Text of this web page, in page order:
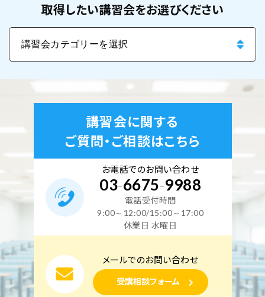
取得したい講習会をお選びください
講習会に関する
ご質問・ご相談はこちら
お電話でのお問い合わせ
03-6675-9988
電話受付時間
9:00～12:00/15:00～17:00
休業日 水曜日
メールでのお問い合わせ
受講相談フォーム